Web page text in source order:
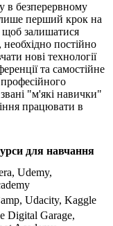
в безперервному
перший крок на
щоб залишатися
постійно
нові технології
та самостійне
"м'які навички"
працювати в
для навчання
Udemy,
Udacity, Kaggle
Digital Garage,